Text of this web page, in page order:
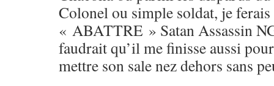
Colonel ou simple soldat, je
« ABATTRE » Satan Assassin
faudrait qu’il me finisse aussi
mettre son sale nez dehors sans